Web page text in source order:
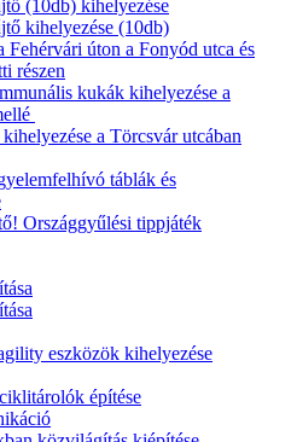
(10db) kihelyezése
kihelyezése (10db)
Fehérvári úton a Fonyód utca és
részen
kukák kihelyezése a
a Törcsvár utcában
táblák és
Országgyűlési tippjáték
eszközök kihelyezése
építése